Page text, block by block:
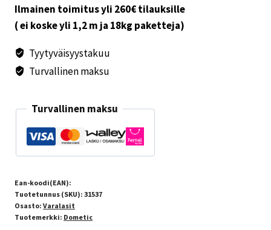
mm
määrä
Ilmainen toimitus yli 260€ tilauksille
( ei koske yli 1,2 m ja 18kg paketteja)
Tyytyväisyystakuu
Turvallinen maksu
Turvallinen maksu
Ean-koodi(EAN):
Tuotetunnus (SKU): 31537
Osasto: Varalasit
Tuotemerkki: Dometic